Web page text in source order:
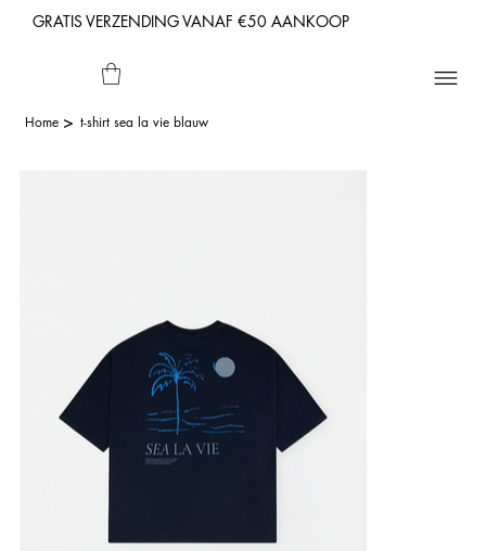
GRATIS VERZENDING VANAF €50 AANKOOP
Home > t-shirt sea la vie blauw